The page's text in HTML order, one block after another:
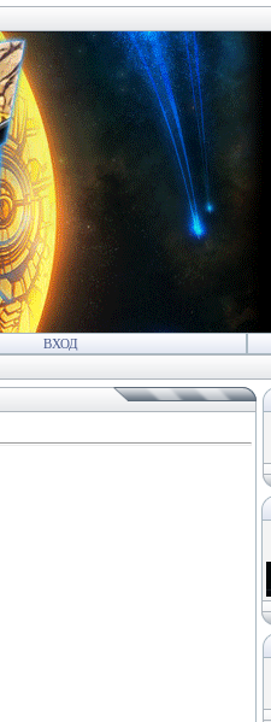
ВХОД